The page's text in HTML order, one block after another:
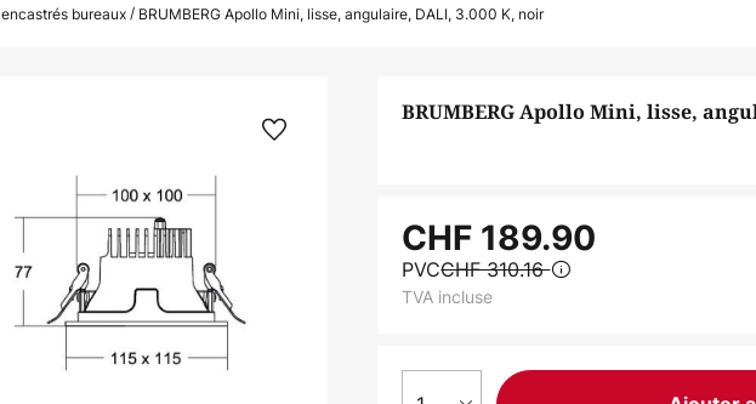
bureaux BRUMBERG Apollo Mini, lisse, angulaire, DALI, 3.000 K, noir
BRUMBERG Apollo Mini, lisse,
CHF 189.90
PVCCHF 310.16
TVA incluse